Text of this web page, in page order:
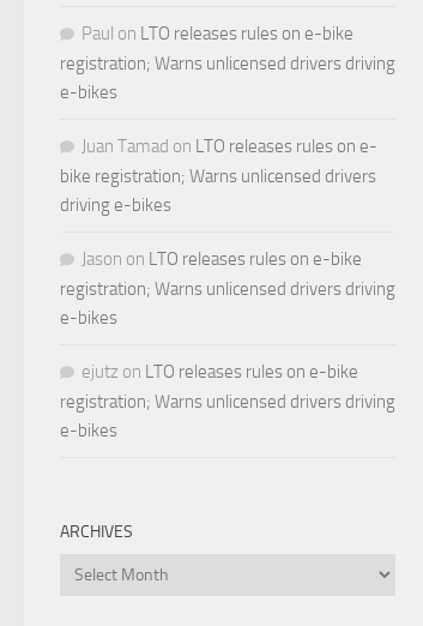
Paul on LTO releases rules on e-bike
registration; Warns unlicensed drivers driving
e-bikes
Juan Tamad on LTO releases rules on e-
bike registration; Warns unlicensed drivers
driving e-bikes
Jason on LTO releases rules on e-bike
registration; Warns unlicensed drivers driving
e-bikes
ejutz on LTO releases rules on e-bike
registration; Warns unlicensed drivers driving
e-bikes
ARCHIVES
Archives